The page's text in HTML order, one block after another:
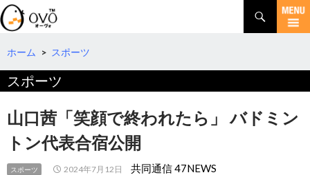
検
索
コ
テ
へ
動
ホーム > スポーツ
スポーツ
山口茜「笑顔で終われたら」 バドミン
トン代表合宿公開
スポーツ 2024年7月12日 共同通信 47NEWS